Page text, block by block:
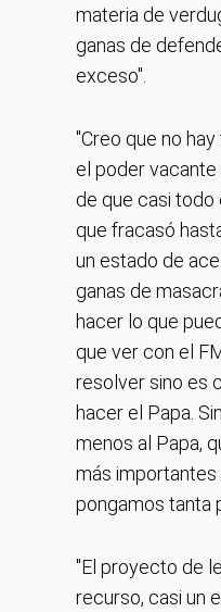
materia de
ganas de
exceso".
"Creo que no
el poder vacante
de que casi todo
que fracasó
un estado de
ganas de
hacer lo que
que ver con el
resolver sino es
hacer el Papa.
menos al Papa,
más importantes
pongamos tanta
"El proyecto de
recurso, casi un